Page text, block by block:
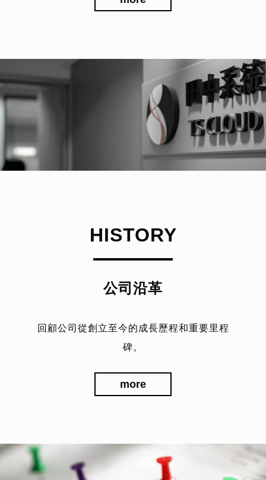
HISTORY
公司沿革
回顧公司從創立至今的成長歷程和重要里程
碑。
more